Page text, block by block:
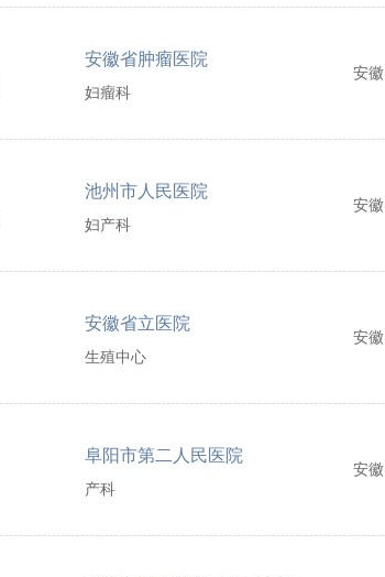
安徽省肿瘤医院
妇瘤科
安徽
池州市人民医院
妇产科
安徽
安徽省立医院
生殖中心
安徽
阜阳市第二人民医院
产科
安徽